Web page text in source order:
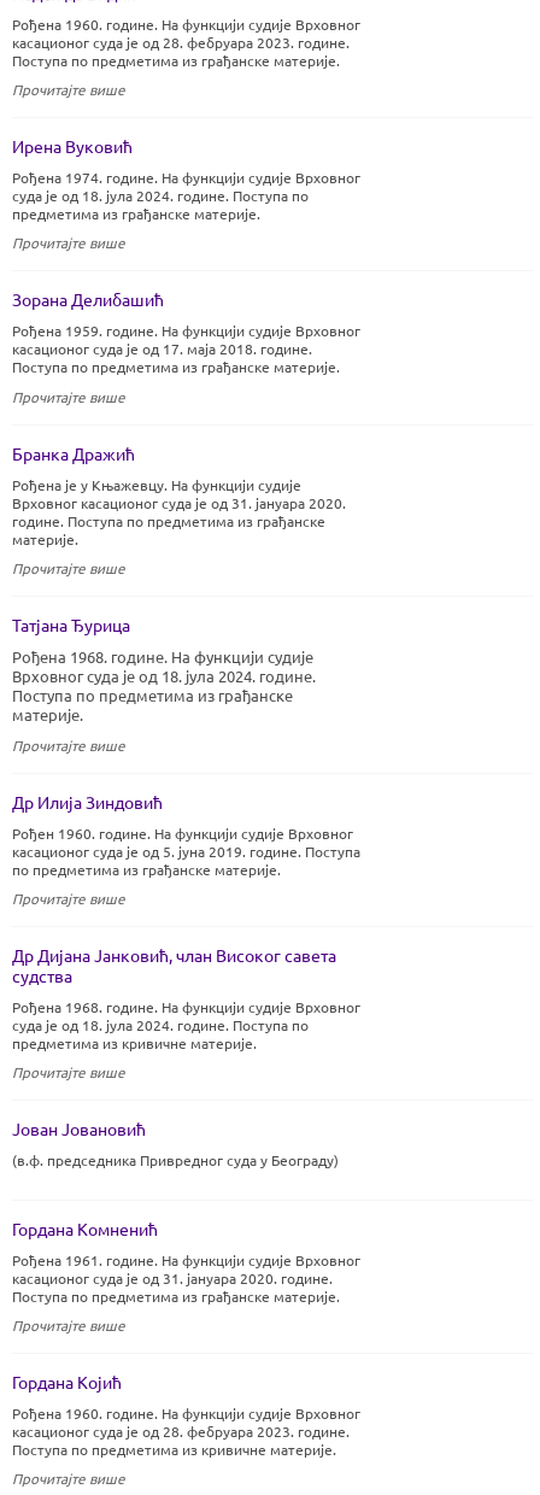
Рођена 1960. године. На функцији судије Врховног
касационог суда је од 28. фебруара 2023. године.
Поступа по предметима из грађанске материје.
Прочитајте више
Ирена Вуковић
Рођена 1974. године. На функцији судије Врховног
суда је од 18. јула 2024. године. Поступа по
предметима из грађанске материје.
Прочитајте више
Зорана Делибашић
Рођена 1959. године. На функцији судије Врховног
касационог суда је од 17. маја 2018. године.
Поступа по предметима из грађанске материје.
Прочитајте више
Бранка Дражић
Рођена је у Књажевцу. На функцији судије
Врховног касационог суда је од 31. јануара 2020.
године. Поступа по предметима из грађанске
материје.
Прочитајте више
Татјана Ђурица
Рођена 1968. године. На функцији судије
Врховног суда је од 18. јула 2024. године.
Поступа по предметима из грађанске
материје.
Прочитајте више
Др Илија Зиндовић
Рођен 1960. године. На функцији судије Врховног
касационог суда је од 5. јуна 2019. године. Поступа
по предметима из грађанске материје.
Прочитајте више
Др Дијана Јанковић, члан Високог савета
судства
Рођена 1968. године. На функцији судије Врховног
суда је од 18. јула 2024. године. Поступа по
предметима из кривичне материје.
Прочитајте више
Јован Јовановић
(в.ф. председника Привредног суда у Београду)
Гордана Комненић
Рођена 1961. године. На функцији судије Врховног
касационог суда је од 31. јануара 2020. године.
Поступа по предметима из грађанске материје.
Прочитајте више
Гордана Којић
Рођена 1960. године. На функцији судије Врховног
касационог суда је од 28. фебруара 2023. године.
Поступа по предметима из кривичне материје.
Прочитајте више